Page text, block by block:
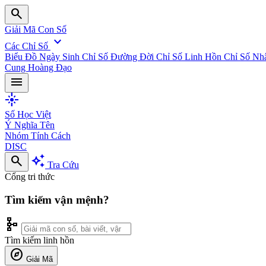
search
Giải Mã Con Số
Các Chỉ Số expand_more
Biểu Đồ Ngày Sinh Chỉ Số Đường Đời Chỉ Số Linh Hồn Chỉ Số
Cung Hoàng Đạo
menu
flare
Số Học Việt
Ý Nghĩa Tên
Nhóm Tính Cách
DISC
search auto_awesome Tra Cứu
Cổng tri thức
Tìm kiếm vận mệnh?
schema
Tìm kiếm linh hồn
explore Giải Mã